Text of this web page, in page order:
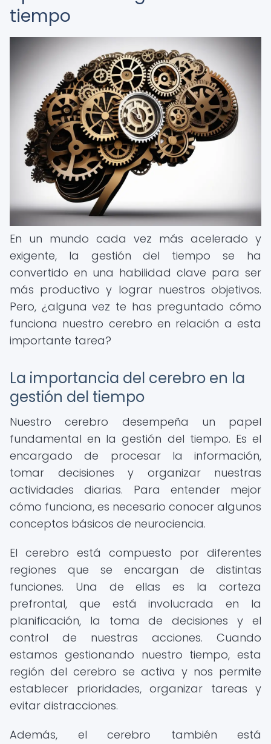
tiempo
En un mundo cada vez más acelerado y
exigente, la gestión del tiempo se ha
convertido en una habilidad clave para ser
más productivo y lograr nuestros objetivos.
Pero, ¿alguna vez te has preguntado cómo
funciona nuestro cerebro en relación a esta
importante tarea?
La importancia del cerebro en la
gestión del tiempo
Nuestro cerebro desempeña un papel
fundamental en la gestión del tiempo. Es el
encargado de procesar la información,
tomar decisiones y organizar nuestras
actividades diarias. Para entender mejor
cómo funciona, es necesario conocer algunos
conceptos básicos de neurociencia.
El cerebro está compuesto por diferentes
regiones que se encargan de distintas
funciones. Una de ellas es la corteza
prefrontal, que está involucrada en la
planificación, la toma de decisiones y el
control de nuestras acciones. Cuando
estamos gestionando nuestro tiempo, esta
región del cerebro se activa y nos permite
establecer prioridades, organizar tareas y
evitar distracciones.
Además, el cerebro también está